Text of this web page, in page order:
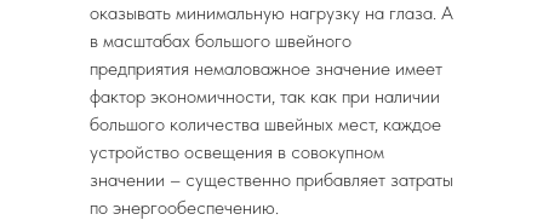
оказывать минимальную нагрузку на глаза. А
в масштабах большого швейного
предприятия немаловажное значение имеет
фактор экономичности, так как при наличии
большого количества швейных мест, каждое
устройство освещения в совокупном
значении – существенно прибавляет затраты
по энергообеспечению.